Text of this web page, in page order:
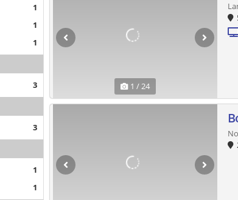
1
1
1
3
3
1
1
1 / 24